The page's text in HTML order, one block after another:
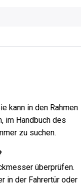
kann in den Rahmen
im Handbuch des
zu suchen.
überprüfen.
in der Fahrertür oder